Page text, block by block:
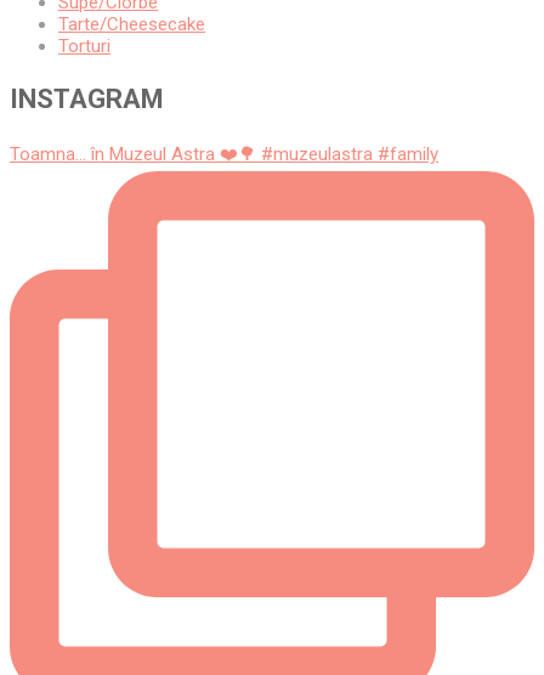
Tarte/Cheesecake
Torturi
INSTAGRAM
Toamna... în Muzeul Astra ❤️🌳 #muzeulastra #family